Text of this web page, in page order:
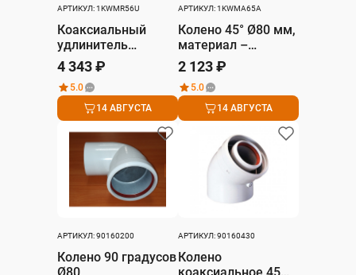
АРТИКУЛ: 1KWMR56U
Коаксиальный
удлинитель
Ø80/125 мм, длина
1 м, дымовая часть
– алюминий,
воздушная часть –
ПВХ
4 343 ₽
5.0
14 АВГУСТА
АРТИКУЛ: 1KWMA65A
Колено 45° Ø80 мм,
материал –
алюминий
2 123 ₽
5.0
14 АВГУСТА
АРТИКУЛ: 90160200
Колено 90 градусов
АРТИКУЛ: 90160430
Колено